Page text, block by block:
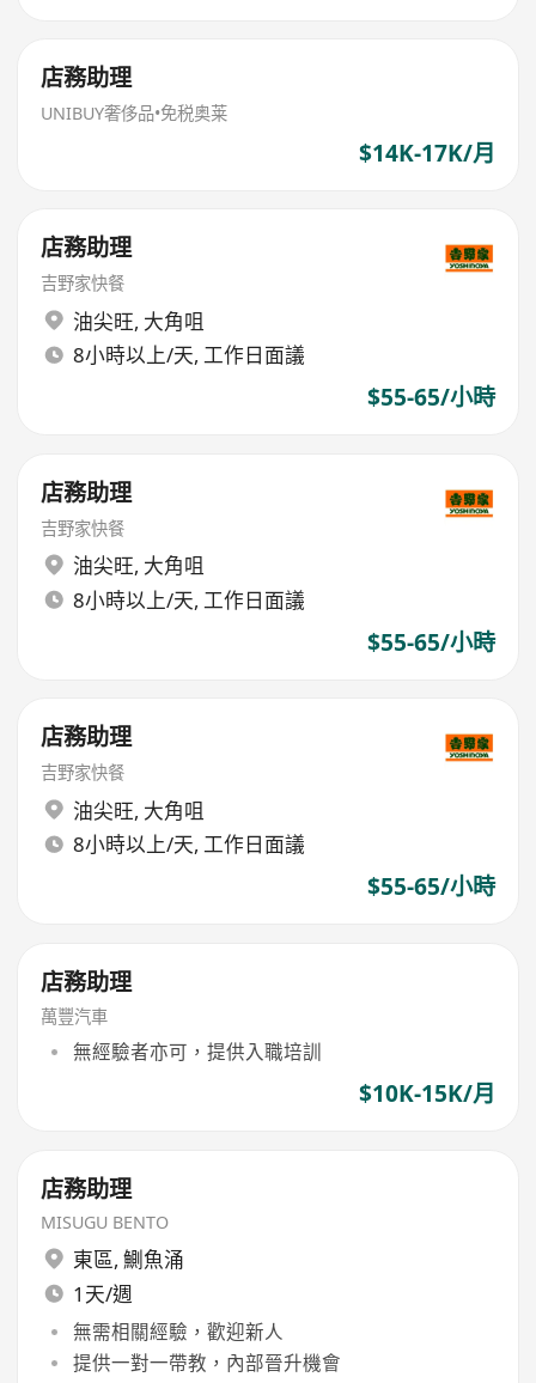
店務助理
UNIBUY奢侈品•免税奥莱
$14K-17K/月
店務助理
吉野家快餐
油尖旺, 大角咀
8小時以上/天, 工作日面議
$55-65/小時
店務助理
吉野家快餐
油尖旺, 大角咀
8小時以上/天, 工作日面議
$55-65/小時
店務助理
吉野家快餐
油尖旺, 大角咀
8小時以上/天, 工作日面議
$55-65/小時
店務助理
萬豐汽車
無經驗者亦可，提供入職培訓
$10K-15K/月
店務助理
MISUGU BENTO
東區, 鰂魚涌
1天/週
無需相關經驗，歡迎新人
提供一對一帶教，內部晉升機會